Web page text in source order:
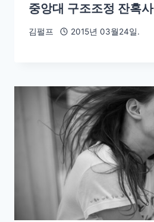
중앙대 구조조정 잔혹사
김펄프 2015년 03월24일.